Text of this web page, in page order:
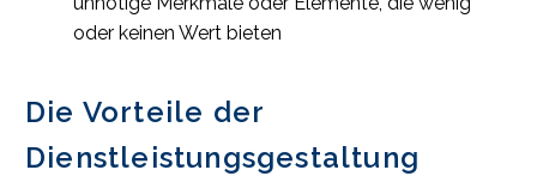
oder keinen Wert bieten
Die Vorteile der
Dienstleistungsgestaltung